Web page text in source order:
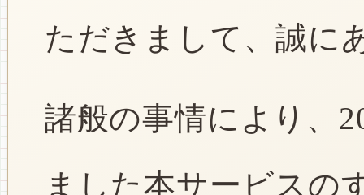
ただきまして、誠に
諸般の事情により、
ました本サービスの